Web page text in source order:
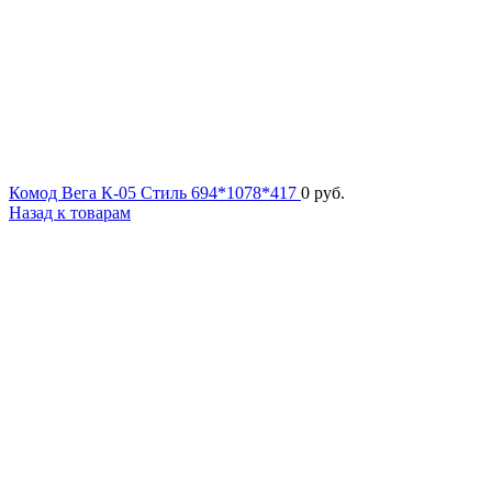
Комод Вега К-05 Стиль 694*1078*417 0 руб.
Назад к товарам